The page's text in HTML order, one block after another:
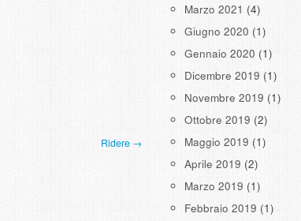
Ridere →
Marzo 2021 (4)
Giugno 2020 (1)
Gennaio 2020 (1)
Dicembre 2019 (1)
Novembre 2019 (1)
Ottobre 2019 (2)
Maggio 2019 (1)
Aprile 2019 (2)
Marzo 2019 (1)
Febbraio 2019 (1)